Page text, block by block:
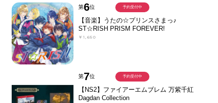
第6位
【音楽】うたの☆プリンスさまっ♪
ST☆RISH PRISM FOREVER!
￥1,650
予約受付中
第7位
【NS2】ファイアーエムブレム 万紫千紅
Dagdan Collection
予約受付中